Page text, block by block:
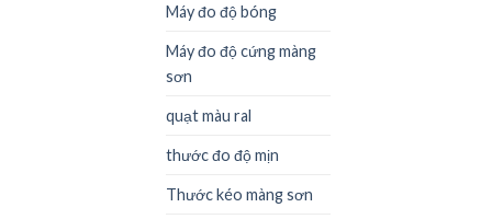
Máy đo độ bóng
Máy đo độ cứng màng
sơn
quạt màu ral
thước đo độ mịn
Thước kéo màng sơn